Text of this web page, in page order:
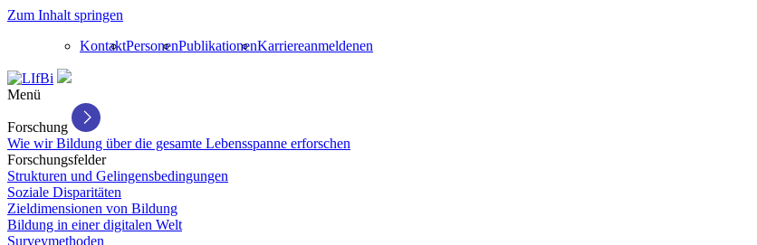
Zum Inhalt springen
KontaktPersonenPublikationenKarriereanmeldenen
Menü
Forschung
Wie wir Bildung über die gesamte Lebensspanne erforschen
Forschungsfelder
Strukturen und Gelingensbedingungen
Soziale Disparitäten
Zieldimensionen von Bildung
Bildung in einer digitalen Welt
Surveymethoden